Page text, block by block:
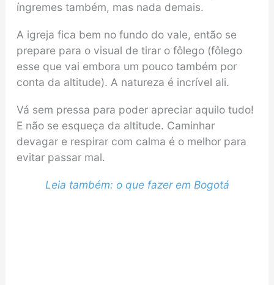
íngremes também, mas nada demais.
A igreja fica bem no fundo do vale, então se
prepare para o visual de tirar o fôlego (fôlego
esse que vai embora um pouco também por
conta da altitude). A natureza é incrível ali.
Vá sem pressa para poder apreciar aquilo tudo!
E não se esqueça da altitude. Caminhar
devagar e respirar com calma é o melhor para
evitar passar mal.
Leia também: o que fazer em Bogotá